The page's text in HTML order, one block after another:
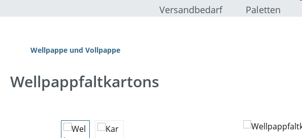
Versandbedarf
Paletten
Wellpappe und Vollpappe
Wellpappfaltkartons
Bildergalerie überspringen